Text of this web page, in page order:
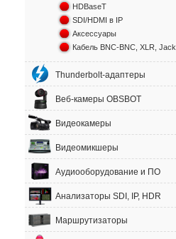
HDBaseT
SDI/HDMI в IP
Аксессуары
Кабель BNC-BNC, XLR, Jack
Thunderbolt-адаптеры
Веб-камеры OBSBOT
Видеокамеры
Видеомикшеры
Аудиооборудование и ПО
Анализаторы SDI, IP, HDR
Маршрутизаторы